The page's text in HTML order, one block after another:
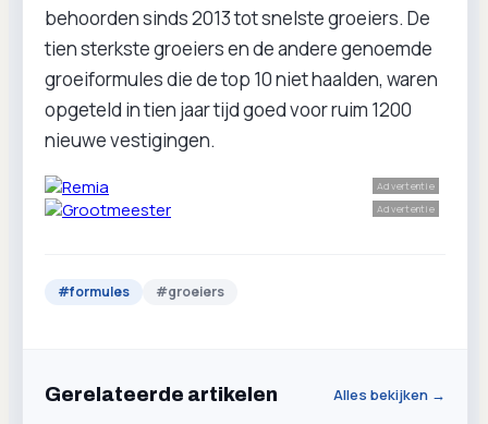
behoorden sinds 2013 tot snelste groeiers. De
tien sterkste groeiers en de andere genoemde
groeiformules die de top 10 niet haalden, waren
opgeteld in tien jaar tijd goed voor ruim 1200
nieuwe vestigingen.
Advertentie
Advertentie
#formules #groeiers
Gerelateerde artikelen Alles bekijken →